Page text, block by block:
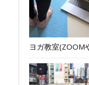
ヨガ教室(ZOOM